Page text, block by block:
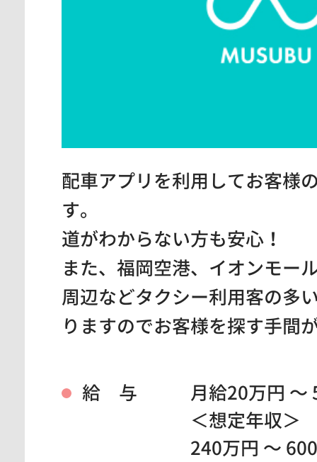
配車アプリを利用してお客様
す。
道がわからない方も安心！
また、福岡空港、イオンモー
周辺などタクシー利用客の多
りますのでお客様を探す手間
給 与
月給20万円 ～
＜想定年収＞
240万円 ～